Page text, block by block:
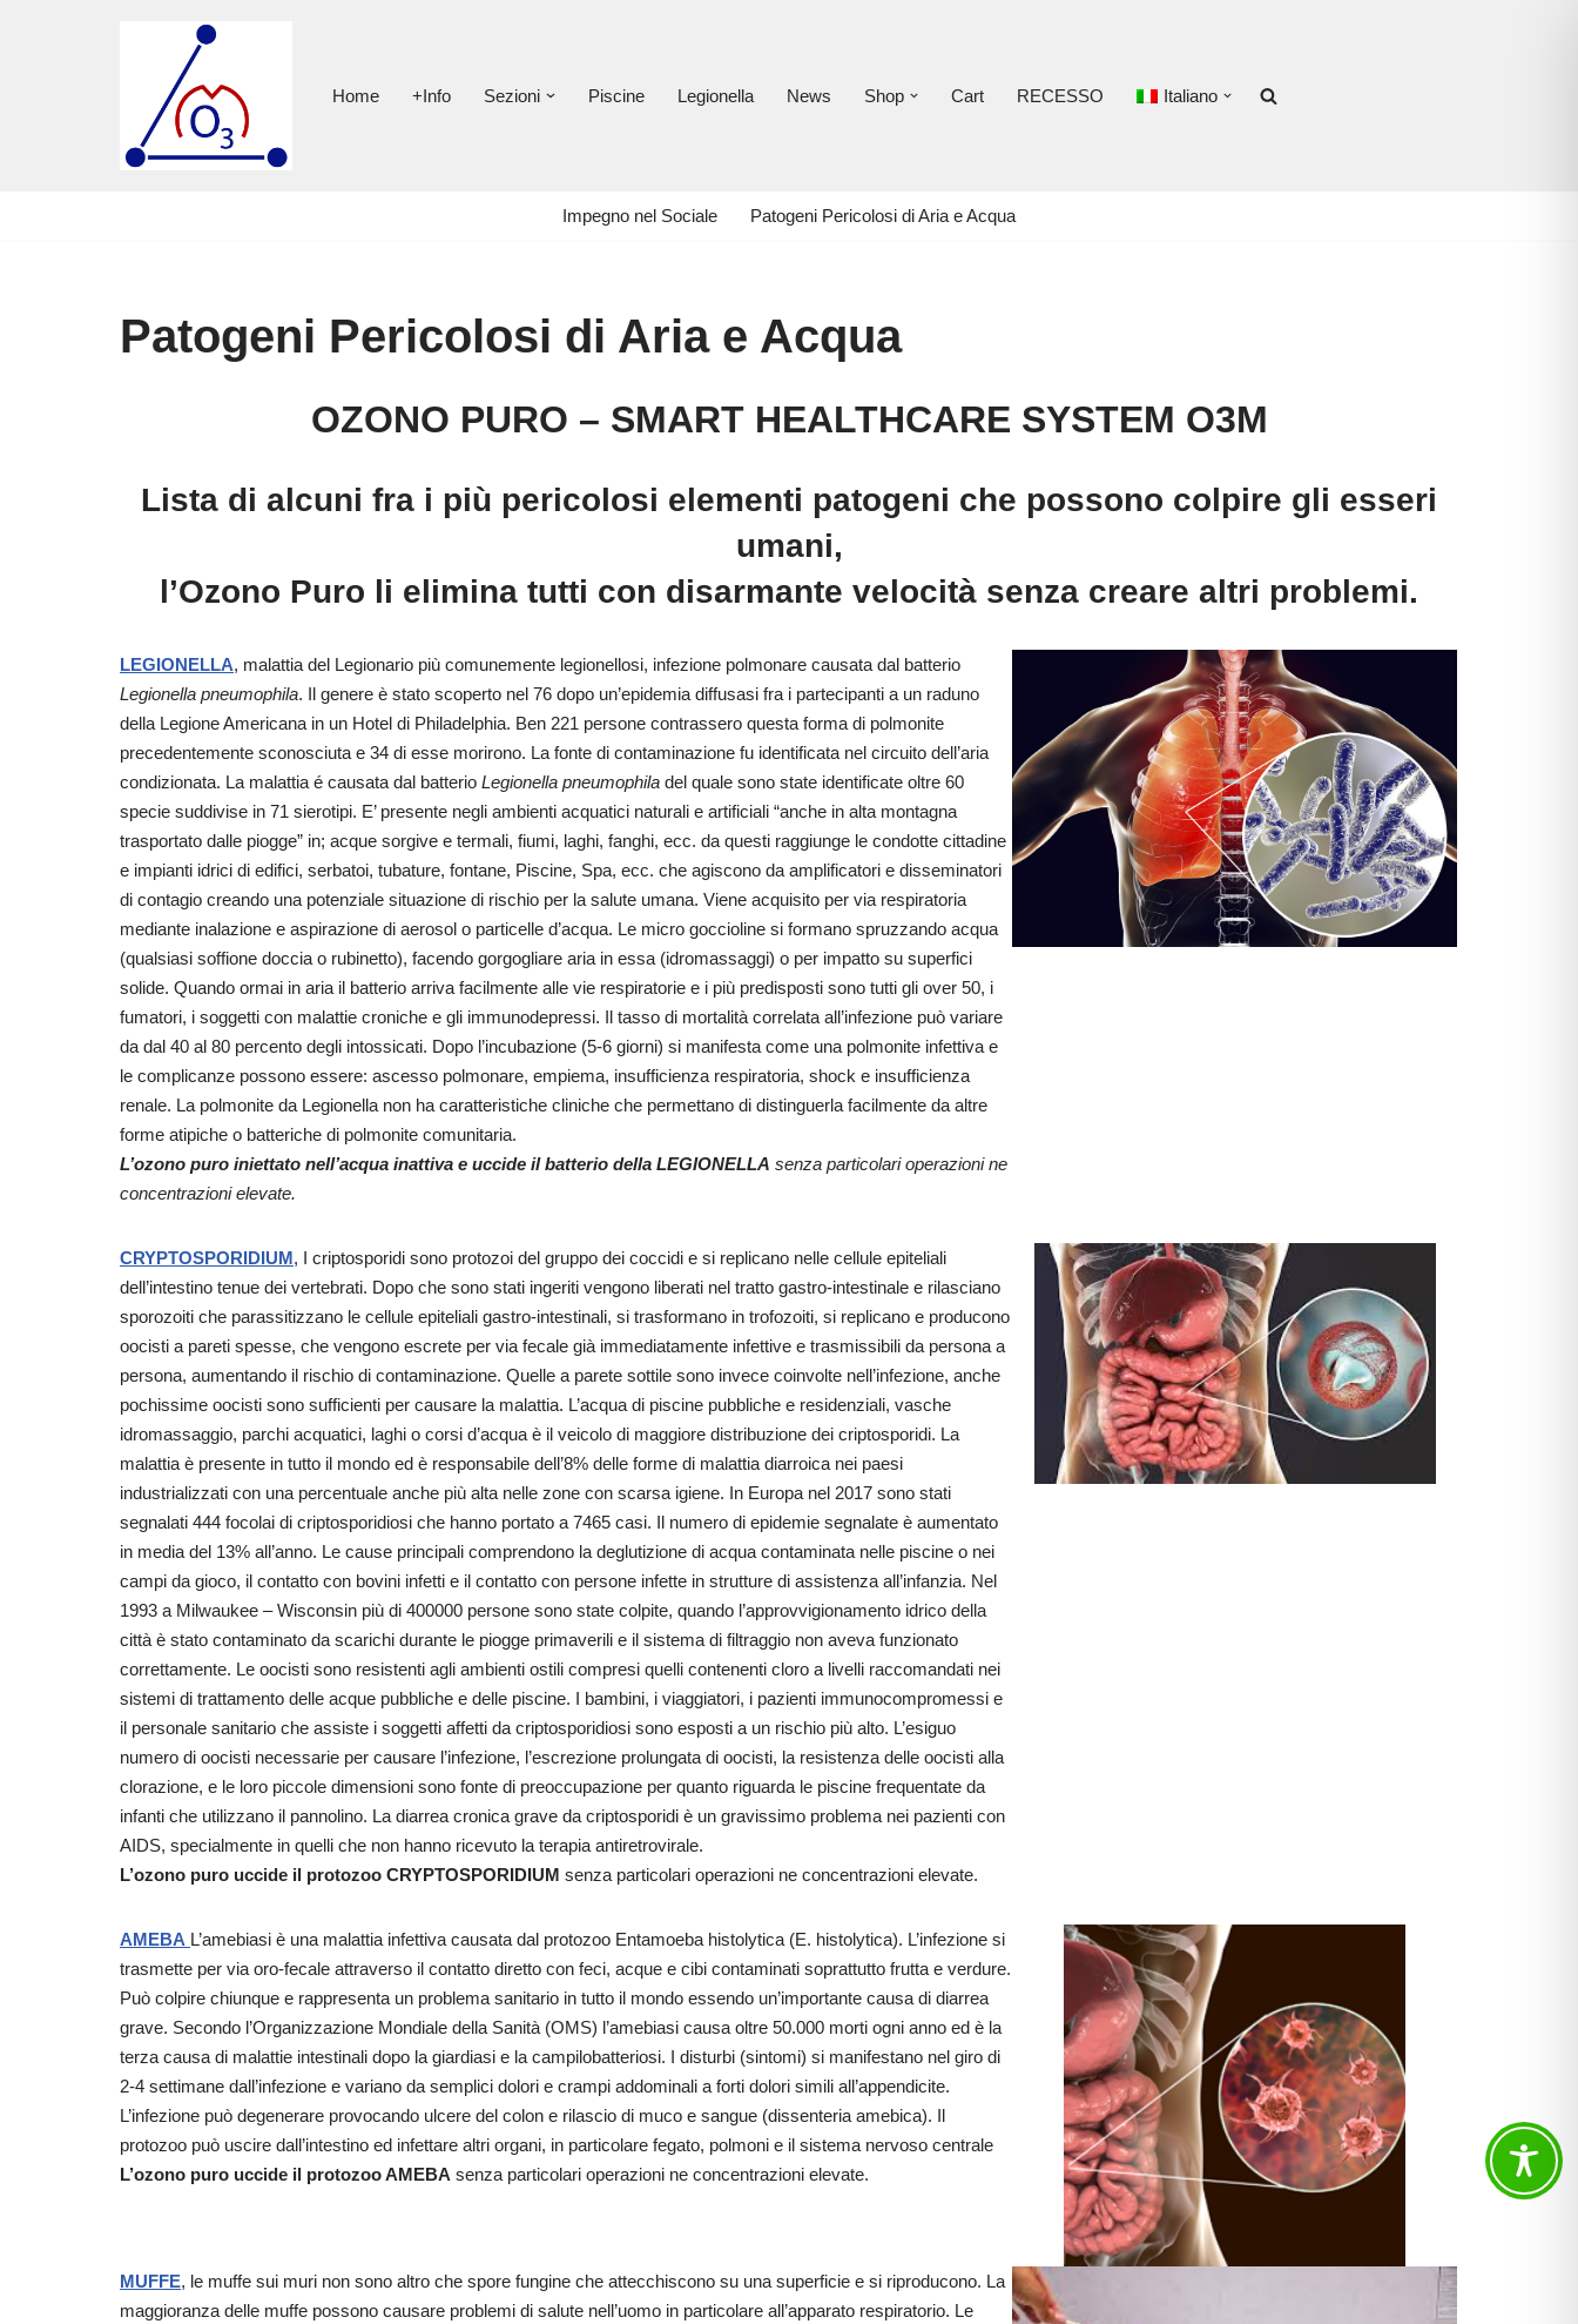
Home +Info Sezioni Piscine Legionella News Shop Cart RECESSO Italiano
Impegno nel Sociale Patogeni Pericolosi di Aria e Acqua
Patogeni Pericolosi di Aria e Acqua
OZONO PURO – SMART HEALTHCARE SYSTEM O3M
Lista di alcuni fra i più pericolosi elementi patogeni che possono colpire gli esseri
umani,
l’Ozono Puro li elimina tutti con disarmante velocità senza creare altri problemi.
LEGIONELLA, malattia del Legionario più comunemente legionellosi, infezione polmonare causata dal batterio
Legionella pneumophila. Il genere è stato scoperto nel 76 dopo un’epidemia diffusasi fra i partecipanti a un raduno
della Legione Americana in un Hotel di Philadelphia. Ben 221 persone contrassero questa forma di polmonite
precedentemente sconosciuta e 34 di esse morirono. La fonte di contaminazione fu identificata nel circuito dell’aria
condizionata. La malattia é causata dal batterio Legionella pneumophila del quale sono state identificate oltre 60
specie suddivise in 71 sierotipi. E’ presente negli ambienti acquatici naturali e artificiali “anche in alta montagna
trasportato dalle piogge” in; acque sorgive e termali, fiumi, laghi, fanghi, ecc. da questi raggiunge le condotte cittadine
e impianti idrici di edifici, serbatoi, tubature, fontane, Piscine, Spa, ecc. che agiscono da amplificatori e disseminatori
di contagio creando una potenziale situazione di rischio per la salute umana. Viene acquisito per via respiratoria
mediante inalazione e aspirazione di aerosol o particelle d’acqua. Le micro goccioline si formano spruzzando acqua
(qualsiasi soffione doccia o rubinetto), facendo gorgogliare aria in essa (idromassaggi) o per impatto su superfici
solide. Quando ormai in aria il batterio arriva facilmente alle vie respiratorie e i più predisposti sono tutti gli over 50, i
fumatori, i soggetti con malattie croniche e gli immunodepressi. Il tasso di mortalità correlata all’infezione può variare
da dal 40 al 80 percento degli intossicati. Dopo l’incubazione (5-6 giorni) si manifesta come una polmonite infettiva e
le complicanze possono essere: ascesso polmonare, empiema, insufficienza respiratoria, shock e insufficienza
renale. La polmonite da Legionella non ha caratteristiche cliniche che permettano di distinguerla facilmente da altre
forme atipiche o batteriche di polmonite comunitaria.
L’ozono puro iniettato nell’acqua inattiva e uccide il batterio della LEGIONELLA senza particolari operazioni ne
concentrazioni elevate.
CRYPTOSPORIDIUM, I criptosporidi sono protozoi del gruppo dei coccidi e si replicano nelle cellule epiteliali
dell’intestino tenue dei vertebrati. Dopo che sono stati ingeriti vengono liberati nel tratto gastro-intestinale e rilasciano
sporozoiti che parassitizzano le cellule epiteliali gastro-intestinali, si trasformano in trofozoiti, si replicano e producono
oocisti a pareti spesse, che vengono escrete per via fecale già immediatamente infettive e trasmissibili da persona a
persona, aumentando il rischio di contaminazione. Quelle a parete sottile sono invece coinvolte nell’infezione, anche
pochissime oocisti sono sufficienti per causare la malattia. L’acqua di piscine pubbliche e residenziali, vasche
idromassaggio, parchi acquatici, laghi o corsi d’acqua è il veicolo di maggiore distribuzione dei criptosporidi. La
malattia è presente in tutto il mondo ed è responsabile dell’8% delle forme di malattia diarroica nei paesi
industrializzati con una percentuale anche più alta nelle zone con scarsa igiene. In Europa nel 2017 sono stati
segnalati 444 focolai di criptosporidiosi che hanno portato a 7465 casi. Il numero di epidemie segnalate è aumentato
in media del 13% all’anno. Le cause principali comprendono la deglutizione di acqua contaminata nelle piscine o nei
campi da gioco, il contatto con bovini infetti e il contatto con persone infette in strutture di assistenza all’infanzia. Nel
1993 a Milwaukee – Wisconsin più di 400000 persone sono state colpite, quando l’approvvigionamento idrico della
città è stato contaminato da scarichi durante le piogge primaverili e il sistema di filtraggio non aveva funzionato
correttamente. Le oocisti sono resistenti agli ambienti ostili compresi quelli contenenti cloro a livelli raccomandati nei
sistemi di trattamento delle acque pubbliche e delle piscine. I bambini, i viaggiatori, i pazienti immunocompromessi e
il personale sanitario che assiste i soggetti affetti da criptosporidiosi sono esposti a un rischio più alto. L’esiguo
numero di oocisti necessarie per causare l’infezione, l’escrezione prolungata di oocisti, la resistenza delle oocisti alla
clorazione, e le loro piccole dimensioni sono fonte di preoccupazione per quanto riguarda le piscine frequentate da
infanti che utilizzano il pannolino. La diarrea cronica grave da criptosporidi è un gravissimo problema nei pazienti con
AIDS, specialmente in quelli che non hanno ricevuto la terapia antiretrovirale.
L’ozono puro uccide il protozoo CRYPTOSPORIDIUM senza particolari operazioni ne concentrazioni elevate.
AMEBA L’amebiasi è una malattia infettiva causata dal protozoo Entamoeba histolytica (E. histolytica). L’infezione si
trasmette per via oro-fecale attraverso il contatto diretto con feci, acque e cibi contaminati soprattutto frutta e verdure.
Può colpire chiunque e rappresenta un problema sanitario in tutto il mondo essendo un’importante causa di diarrea
grave. Secondo l’Organizzazione Mondiale della Sanità (OMS) l’amebiasi causa oltre 50.000 morti ogni anno ed è la
terza causa di malattie intestinali dopo la giardiasi e la campilobatteriosi. I disturbi (sintomi) si manifestano nel giro di
2-4 settimane dall’infezione e variano da semplici dolori e crampi addominali a forti dolori simili all’appendicite.
L’infezione può degenerare provocando ulcere del colon e rilascio di muco e sangue (dissenteria amebica). Il
protozoo può uscire dall’intestino ed infettare altri organi, in particolare fegato, polmoni e il sistema nervoso centrale
L’ozono puro uccide il protozoo AMEBA senza particolari operazioni ne concentrazioni elevate.
MUFFE, le muffe sui muri non sono altro che spore fungine che attecchiscono su una superficie e si riproducono. La
maggioranza delle muffe possono causare problemi di salute nell’uomo in particolare all’apparato respiratorio. Le